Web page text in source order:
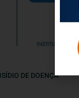
DE DOENÇA